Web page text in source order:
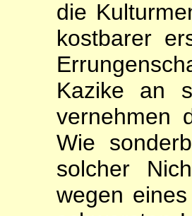
die
kostbarer
Kazike an
vernehmen
Wie
solcher
wegen